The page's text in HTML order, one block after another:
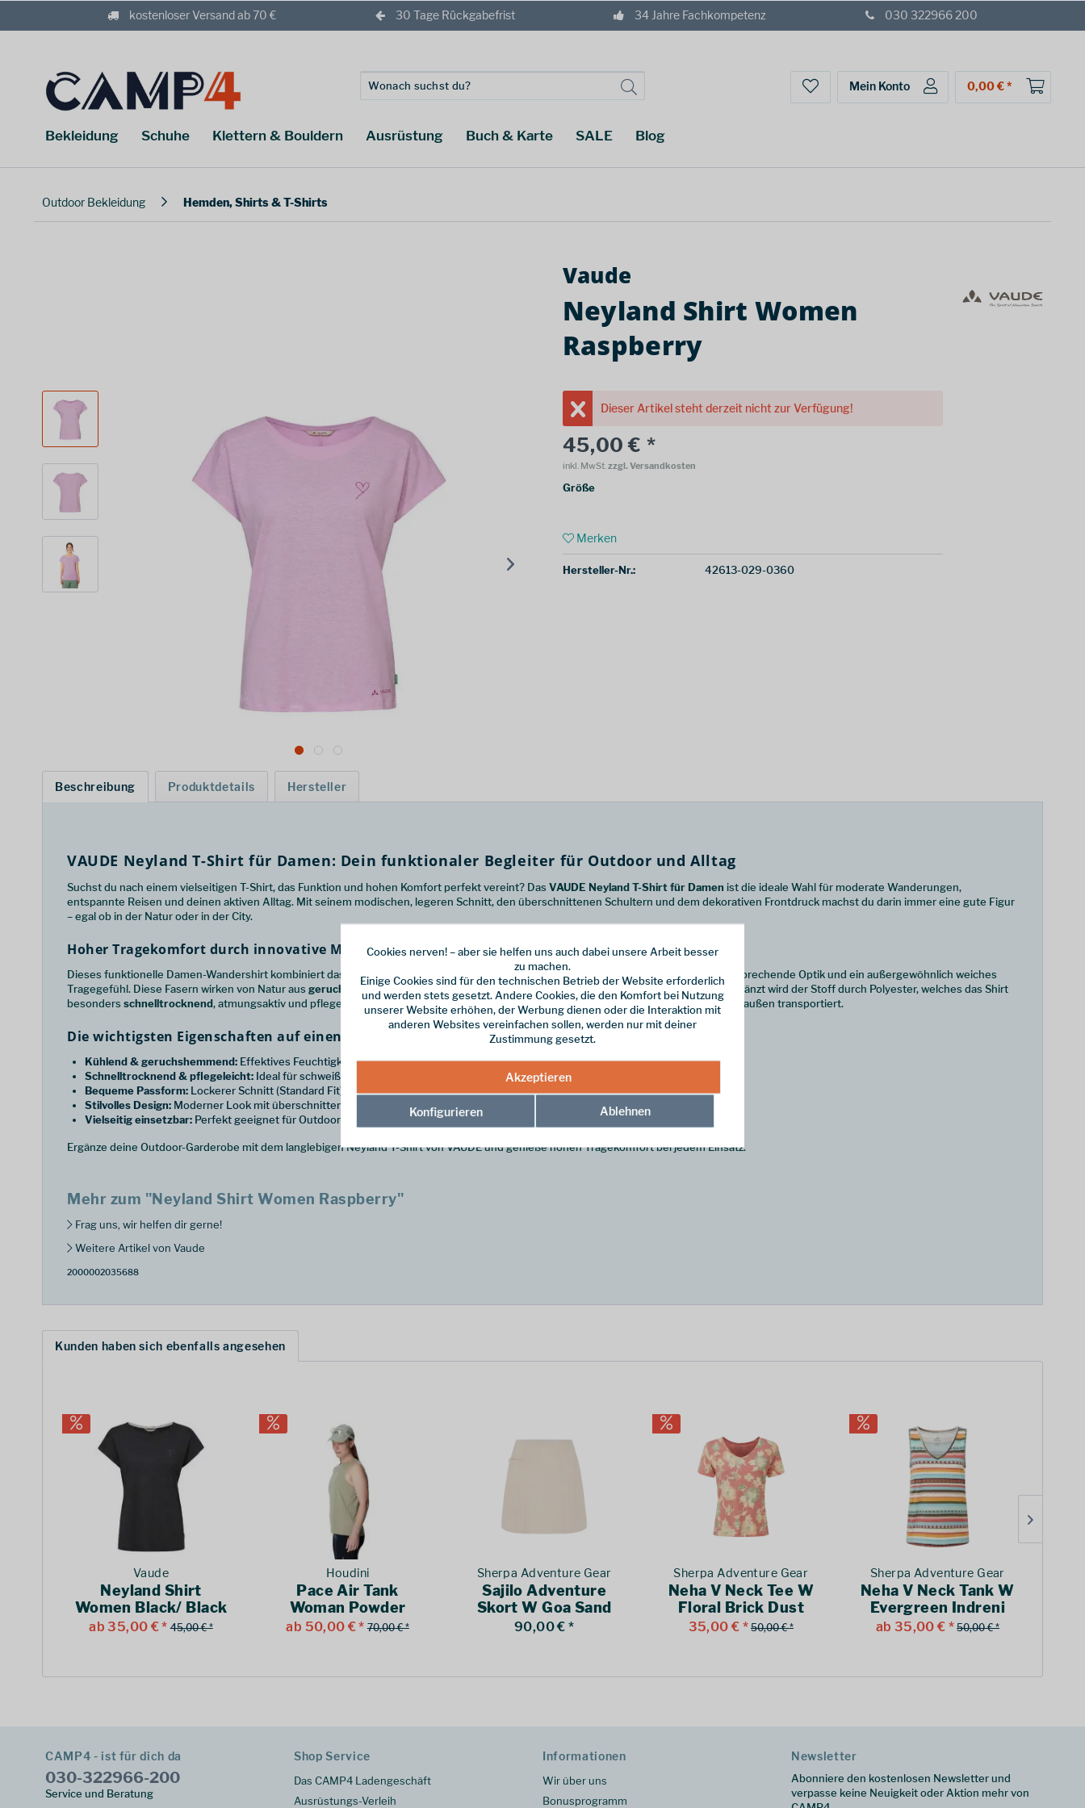
kostenloser Versand ab 70 € 30 Tage Rückgabefrist 34 Jahre Fachkompetenz 030 322966 200
Mein Konto 0,00 € *
Bekleidung Schuhe Klettern & Bouldern Ausrüstung Buch & Karte SALE Blog
Outdoor Bekleidung Hemden, Shirts & T-Shirts
Vaude
Neyland Shirt Women
Raspberry
Dieser Artikel steht derzeit nicht zur Verfügung!
45,00 € *
inkl. MwSt.zzgl. Versandkosten
Größe
Merken
Hersteller-Nr.: 42613-029-0360
Beschreibung Produktdetails Hersteller
VAUDE Neyland T-Shirt für Damen: Dein funktionaler Begleiter für Outdoor und Alltag
Suchst du nach einem vielseitigen T-Shirt, das Funktion und hohen Komfort perfekt vereint? Das VAUDE Neyland T-Shirt für Damen ist die ideale Wahl für moderate Wanderungen,
entspannte Reisen und deinen aktiven Alltag. Mit seinem modischen, legeren Schnitt, den überschnittenen Schultern und dem dekorativen Frontdruck machst du darin immer eine gute Figur
– egal ob in der Natur oder in der City.
Hoher Tragekomfort durch innovative Materialkombination
Dieses funktionelle Damen-Wandershirt kombiniert das Beste aus zwei Welten. Der Materialmix ausHanf und Lyocell sorgt für eine ansprechende Optik und ein außergewöhnlich weiches
Tragegefühl. Diese Fasern wirken von Natur aus geruchshemmendund bieten eine angenehmeKühlungan warmen Sommertagen. Ergänzt wird der Stoff durch Polyester, welches das Shirt
besonders schnelltrocknend, atmungsaktiv und pflegeleicht macht. So wird Feuchtigkeit bei anstrengenderen Touren zuverlässig nach außen transportiert.
Die wichtigsten Eigenschaften auf einen Blick:
Kühlend & geruchshemmend: Effektives Feuchtigkeits- und Temperaturmanagement dank Hanf- und Lyocell-Anteil.
Schnelltrocknend & pflegeleicht: Ideal für schweißtreibende Aktivitäten und mehrtägige Reisen.
Bequeme Passform: Lockerer Schnitt (Standard Fit) mit Rundhalsausschnitt für maximale Bewegungsfreiheit.
Stilvolles Design: Moderner Look mit überschnittenen Schultern und dekorativem Frontdruck.
Vielseitig einsetzbar: Perfekt geeignet für Outdoor-Aktivitäten sowie für den täglichen Gebrauch.
Ergänze deine Outdoor-Garderobe mit dem langlebigen Neyland T-Shirt von VAUDE und genieße hohen Tragekomfort bei jedem Einsatz.
Mehr zum "Neyland Shirt Women Raspberry"
Frag uns, wir helfen dir gerne!
Weitere Artikel von Vaude
2000002035688
Kunden haben sich ebenfalls angesehen
Vaude
Neyland Shirt
Women Black/ Black
ab 35,00 € * 45,00 € *
Houdini
Pace Air Tank
Woman Powder
Green
ab 50,00 € * 70,00 € *
Sherpa Adventure Gear
Sajilo Adventure
Skort W Goa Sand
90,00 € *
Sherpa Adventure Gear
Neha V Neck Tee W
Floral Brick Dust
35,00 € * 50,00 € *
Sherpa Adventure Gear
Neha V Neck Tank W
Evergreen Indreni
ab 35,00 € * 50,00 € *
CAMP4 - ist für dich da
030-322966-200
Service und Beratung
Shop Service
Das CAMP4 Ladengeschäft
Ausrüstungs-Verleih
Informationen
Wir über uns
Bonusprogramm
Newsletter
Abonniere den kostenlosen Newsletter und
verpasse keine Neuigkeit oder Aktion mehr von
Cookies nerven! – aber sie helfen uns auch dabei unsere Arbeit besser
zu machen.
Einige Cookies sind für den technischen Betrieb der Website erforderlich
und werden stets gesetzt. Andere Cookies, die den Komfort bei Nutzung
unserer Website erhöhen, der Werbung dienen oder die Interaktion mit
anderen Websites vereinfachen sollen, werden nur mit deiner
Zustimmung gesetzt.
Akzeptieren
Konfigurieren Ablehnen